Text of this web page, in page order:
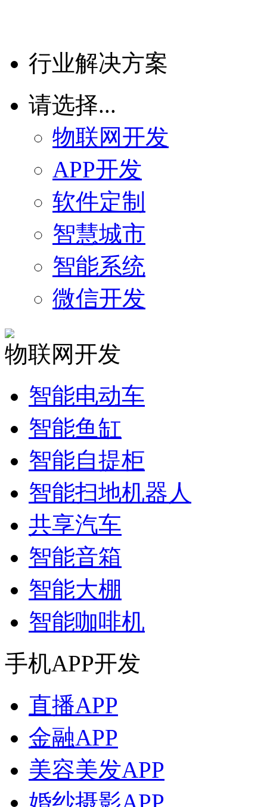
行业解决方案
请选择...
物联网开发
APP开发
软件定制
智慧城市
智能系统
微信开发
物联网开发
智能电动车
智能鱼缸
智能自提柜
智能扫地机器人
共享汽车
智能音箱
智能大棚
智能咖啡机
手机APP开发
直播APP
金融APP
美容美发APP